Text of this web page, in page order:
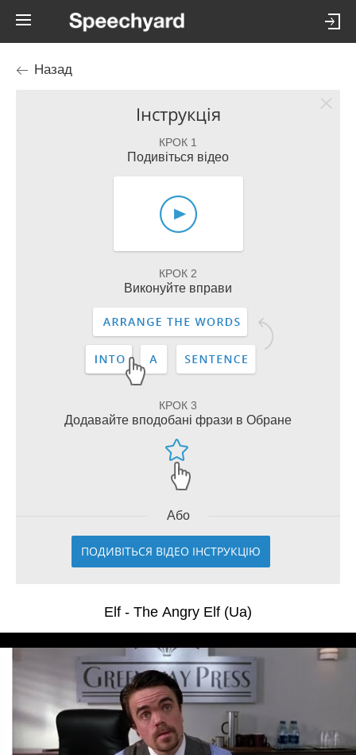
Назад
Інструкція
КРОК 1
Подивіться відео
КРОК 2
Виконуйте вправи
КРОК 3
Додавайте вподобані фрази в Обране
Або
ПОДИВІТЬСЯ ВІДЕО ІНСТРУКЦІЮ
Elf - The Angry Elf (Ua)